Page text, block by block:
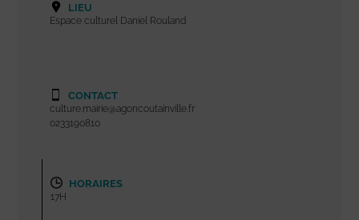
LIEU
Espace culturel Daniel Rouland
CONTACT
culture.mairie@agoncoutainville.fr
0233190810
HORAIRES
17H